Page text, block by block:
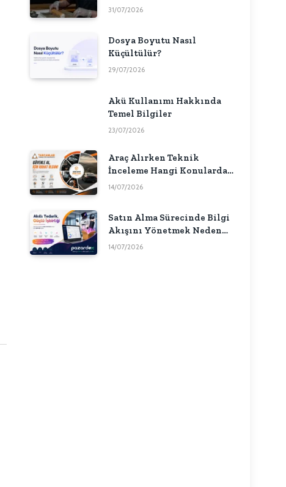
31/07/2026
Dosya Boyutu Nasıl
Küçültülür?
29/07/2026
Akü Kullanımı Hakkında
Temel Bilgiler
23/07/2026
Araç Alırken Teknik
İnceleme Hangi Konularda
Fikir Verebilir?
14/07/2026
Satın Alma Sürecinde Bilgi
Akışını Yönetmek Neden
Önemlidir?
14/07/2026